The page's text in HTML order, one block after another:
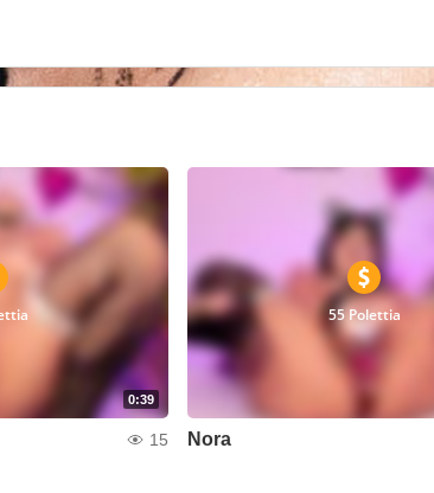
0:39
15
55 Polettia
Nora